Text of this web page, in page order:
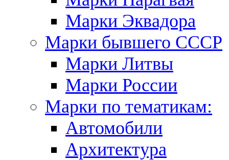
Марки Эквадора
Марки бывшего СССР
Марки Литвы
Марки России
Марки по тематикам:
Автомобили
Архитектура